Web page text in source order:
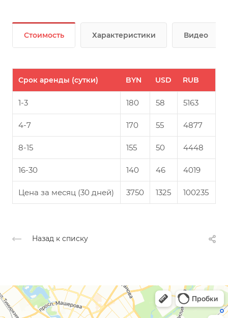
Стоимость Характеристики Видео
Срок аренды (сутки) BYN USD RUB
1-3 180 58 5163
4-7 170 55 4877
8-15 155 50 4448
16-30 140 46 4019
Цена за месяц (30 дней) 3750 1325 100235
Назад к списку